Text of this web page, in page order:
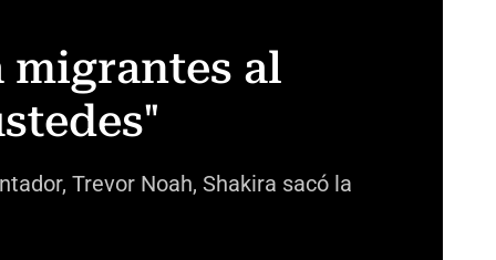
al
Trevor Noah, Shakira sacó la